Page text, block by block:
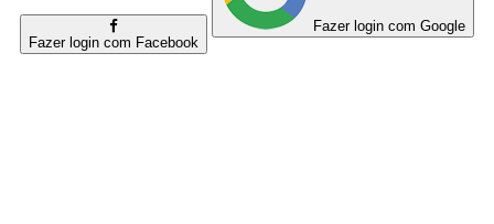
Fazer login com Facebook
Fazer login com Google